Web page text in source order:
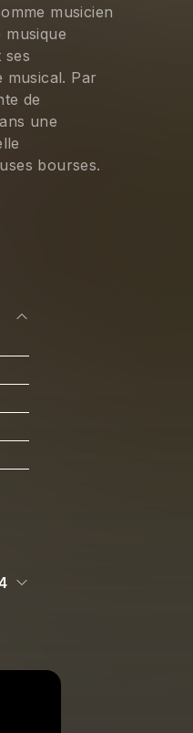
musicien
ses
musical. Par
de
une
bourses.